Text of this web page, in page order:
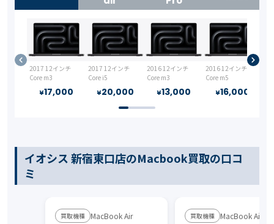
2017 12インチ
Core m3
¥17,000
2017 12インチ
Core i5
¥20,000
2016 12インチ
Core m3
¥13,000
2016 12インチ
Core m5
¥16,000
イオシス 新宿東口店のMacbook買取の口コ
ミ
MacBook Air MacBook Air